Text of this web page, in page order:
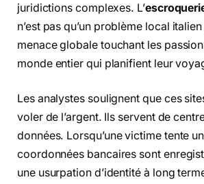
juridictions complexes. L’
n’est pas qu’un problème local italien
menace globale touchant les
monde entier qui planifient leur
Les analystes soulignent que ces
voler de l’argent. Ils servent de
données. Lorsqu’une victime tente
coordonnées bancaires sont
une usurpation d’identité à long